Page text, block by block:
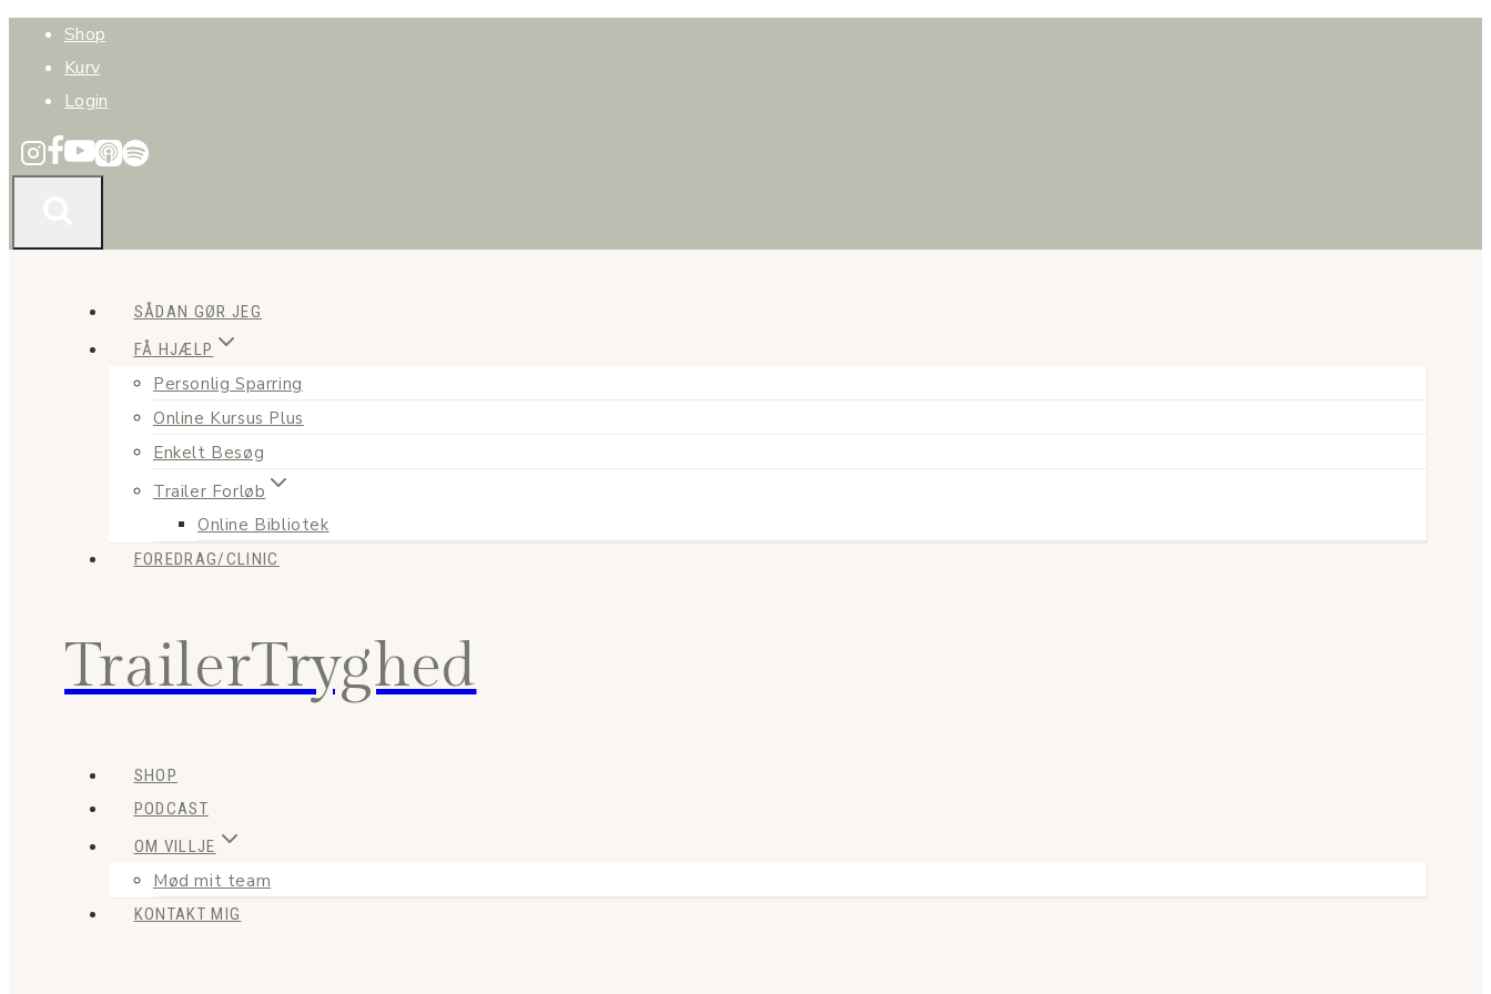
Fortsæt
indhold
Shop
Kurv
Login
SÅDAN GØR JEG
FÅ HJÆLP
Personlig Sparring
Online Kursus Plus
Enkelt Besøg
Trailer Forløb
Online Bibliotek
FOREDRAG/CLINIC
TrailerTryghed
SHOP
PODCAST
OM VILLJE
Mød mit team
KONTAKT MIG